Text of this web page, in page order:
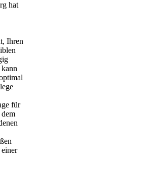
hat
Ihren
für